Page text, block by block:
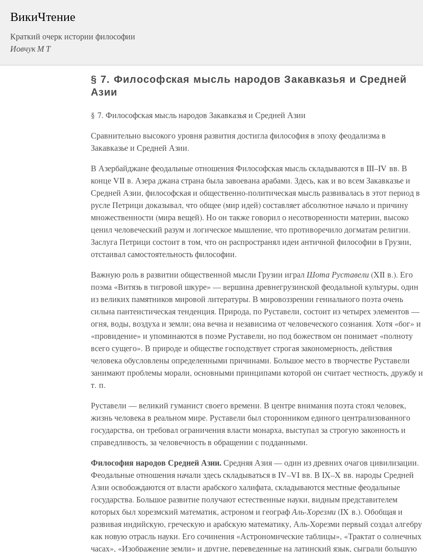
ВикиЧтение
Краткий очерк истории философии
Иовчук М Т
§ 7. Философская мысль народов Закавказья и Средней
Азии
§ 7. Философская мысль народов Закавказья и Средней Азии
Сравнительно высокого уровня развития достигла философия в эпоху феодализма в
Закавказье и Средней Азии.
В Азербайджане феодальные отношения Философская мысль складываются в III–IV вв. В
конце VII в. Азера джана страна была завоевана арабами. Здесь, как и во всем Закавказье и
Средней Азии, философская и общественно-политическая мысль развивалась в этот период в
русле Петрици доказывал, что общее (мир идей) составляет абсолютное начало и причину
множественности (мира вещей). Но он также говорил о несотворенности материи, высоко
ценил человеческий разум и логическое мышление, что противоречило догматам религии.
Заслуга Петрици состоит в том, что он распространял идеи античной философии в Грузии,
отстаивал самостоятельность философии.
Важную роль в развитии общественной мысли Грузии играл Шота Руставели(XII в.). Его
поэма «Витязь в тигровой шкуре» — вершина древнегрузинской феодальной культуры, один
из великих памятников мировой литературы. В мировоззрении гениального поэта очень
сильна пантеистическая тенденция. Природа, по Руставели, состоит из четырех элементов —
огня, воды, воздуха и земли; она вечна и независима от человеческого сознания. Хотя «бог» и
«провидение» и упоминаются в поэме Руставели, но под божеством он понимает «полноту
всего сущего». В природе и обществе господствует строгая закономерность, действия
человека обусловлены определенными причинами. Большое место в творчестве Руставели
занимают проблемы морали, основными принципами которой он считает честность, дружбу и
т. п.
Руставели — великий гуманист своего времени. В центре внимания поэта стоял человек,
жизнь человека в реальном мире. Руставели был сторонником единого централизованного
государства, он требовал ограничения власти монарха, выступал за строгую законность и
справедливость, за человечность в обращении с подданными.
Философия народов Средней Азии.Средняя Азия — один из древних очагов цивилизации.
Феодальные отношения начали здесь складываться в IV–VI вв. В IX–X вв. народы Средней
Азии освобождаются от власти арабского халифата, складываются местные феодальные
государства. Большое развитие получают естественные науки, видным представителем
которых был хорезмский математик, астроном и географАль-Хорезми(IX в.). Обобщая и
развивая индийскую, греческую и арабскую математику, Аль-Хорезми первый создал алгебру
как новую отрасль науки. Его сочинения «Астрономические таблицы», «Трактат о солнечных
часах», «Изображение земли» и другие, переведенные на латинский язык, сыграли большую